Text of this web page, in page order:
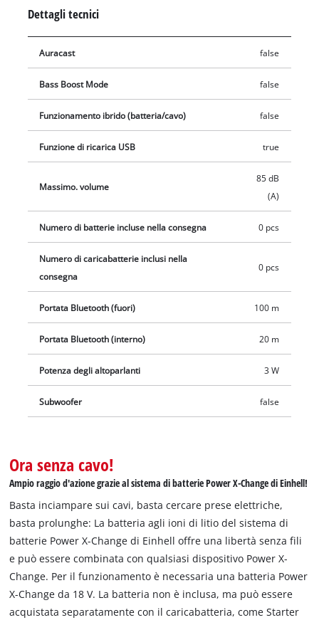
Dettagli tecnici
Auracast false
Bass Boost Mode false
Funzionamento ibrido (batteria/cavo) false
Funzione di ricarica USB true
Massimo. volume
85 dB
(A)
Numero di batterie incluse nella consegna 0 pcs
Numero di caricabatterie inclusi nella
consegna
0 pcs
Portata Bluetooth (fuori) 100 m
Portata Bluetooth (interno) 20 m
Potenza degli altoparlanti 3 W
Subwoofer false
Ora senza cavo!
Ampio raggio d'azione grazie al sistema di batterie Power X-Change di Einhell!
Basta inciampare sui cavi, basta cercare prese elettriche,
basta prolunghe: La batteria agli ioni di litio del sistema di
batterie Power X-Change di Einhell offre una libertà senza fili
e può essere combinata con qualsiasi dispositivo Power X-
Change. Per il funzionamento è necessaria una batteria Power
X-Change da 18 V. La batteria non è inclusa, ma può essere
acquistata separatamente con il caricabatteria, come Starter